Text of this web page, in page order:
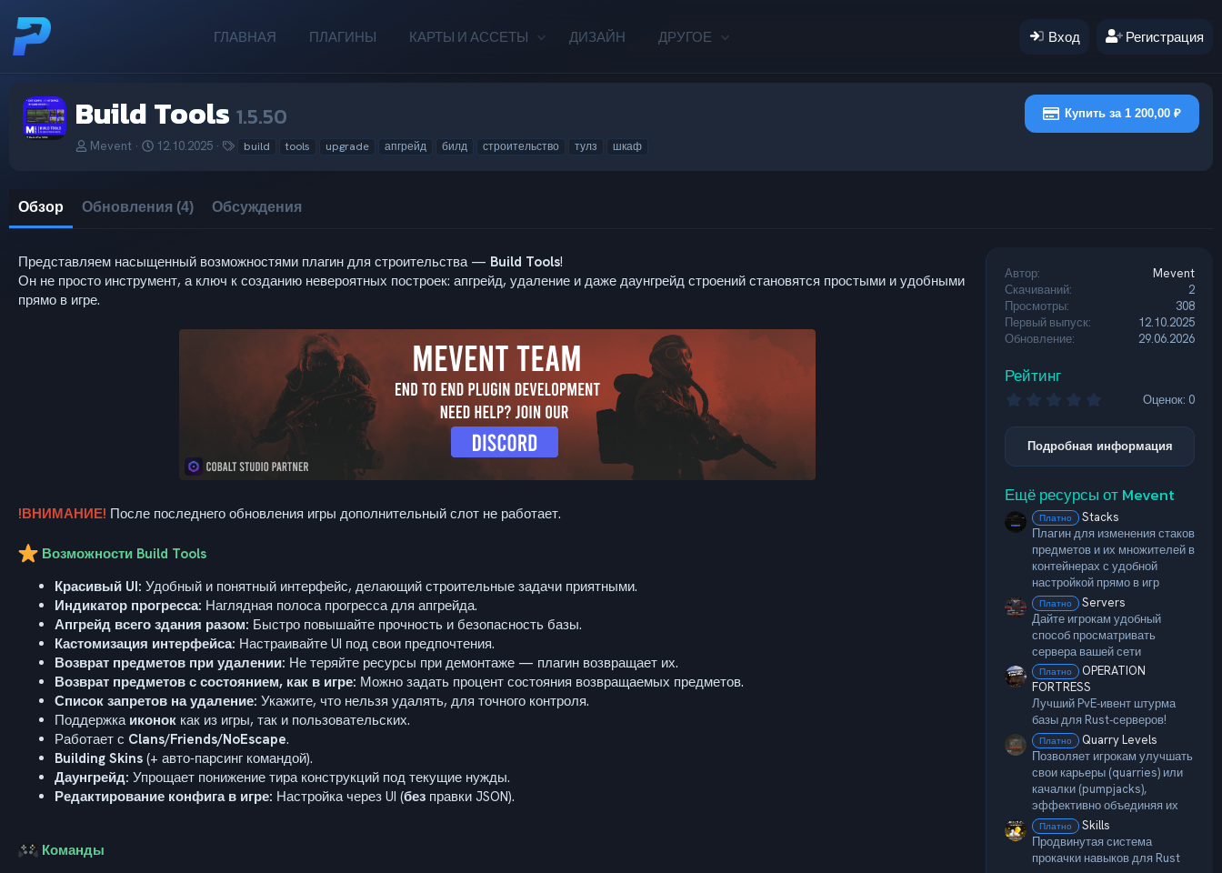
ГЛАВНАЯ ПЛАГИНЫ КАРТЫ И АССЕТЫ ДИЗАЙН ДРУГОЕ Вход Регистрация
Build Tools 1.5.50 Купить за 1 200,00 ₽
А
р
Mevent
Д
с
о
д
а
12.10.2025
Т build tools upgrade апгрейд билд строительство тулз шкаф
Обзор Обновления (4) Обсуждения
Представляем насыщенный возможностями плагин для строительства — Build Tools!
Он не просто инструмент, а ключ к созданию невероятных построек: апгрейд, удаление и даже даунгрейд строений становятся простыми и удобными
прямо в игре.
!ВНИМАНИЕ! После последнего обновления игры дополнительный слот не работает.
Возможности Build Tools
Красивый UI: Удобный и понятный интерфейс, делающий строительные задачи приятными.
Индикатор прогресса: Наглядная полоса прогресса для апгрейда.
Апгрейд всего здания разом: Быстро повышайте прочность и безопасность базы.
Кастомизация интерфейса: Настраивайте UI под свои предпочтения.
Возврат предметов при удалении: Не теряйте ресурсы при демонтаже — плагин возвращает их.
Возврат предметов с состоянием, как в игре: Можно задать процент состояния возвращаемых предметов.
Список запретов на удаление: Укажите, что нельзя удалять, для точного контроля.
Поддержка иконок как из игры, так и пользовательских.
Работает с Clans/Friends/NoEscape.
Building Skins (+ авто‑парсинг командой).
Даунгрейд: Упрощает понижение тира конструкций под текущие нужды.
Редактирование конфига в игре: Настройка через UI (без правки JSON).
Команды
Автор
Mevent
Скачиваний
2
Просмотры
308
Первый выпуск
12.10.2025
Обновление
29.06.2026
Рейтинг
0
0
з
в
з
д
Оценок: 0
Подробная информация
Ещё ресурсы от Mevent
Платно
Stacks
Плагин для изменения стаков
предметов и их множителей в
контейнерах с удобной
настройкой прямо в игр
Платно
Servers
Дайте игрокам удобный
способ просматривать
сервера вашей сети
Платно
OPERATION
FORTRESS
Лучший PvE‑ивент штурма
базы для Rust‑серверов!
Платно
Quarry Levels
Позволяет игрокам улучшать
свои карьеры (quarries) или
качалки (pumpjacks),
эффективно объединяя их
Платно
Skills
Продвинутая система
прокачки навыков для Rust